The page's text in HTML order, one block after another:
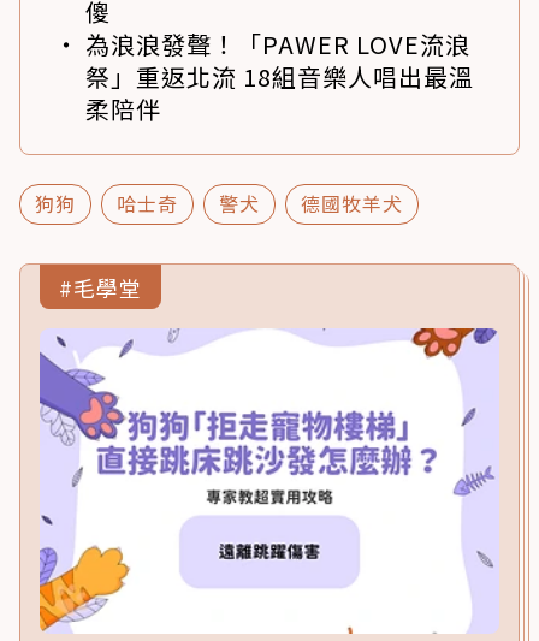
傻
為浪浪發聲！「PAWER LOVE流浪
祭」重返北流 18組音樂人唱出最溫
柔陪伴
狗狗 哈士奇 警犬 德國牧羊犬
#毛學堂